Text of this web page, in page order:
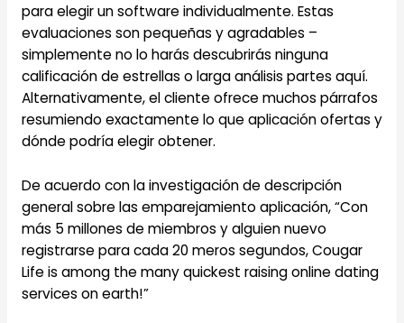
para elegir un software individualmente. Estas
evaluaciones son pequeñas y agradables –
simplemente no lo harás descubrirás ninguna
calificación de estrellas o larga análisis partes aquí.
Alternativamente, el cliente ofrece muchos párrafos
resumiendo exactamente lo que aplicación ofertas y
dónde podría elegir obtener.
De acuerdo con la investigación de descripción
general sobre las emparejamiento aplicación, “Con
más 5 millones de miembros y alguien nuevo
registrarse para cada 20 meros segundos, Cougar
Life is among the many quickest raising online dating
services on earth!”